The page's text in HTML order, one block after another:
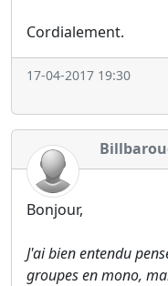
Cordialement.
17-04-2017 19:30
Bonjour,
J'ai bien entendu
groupes en mono,